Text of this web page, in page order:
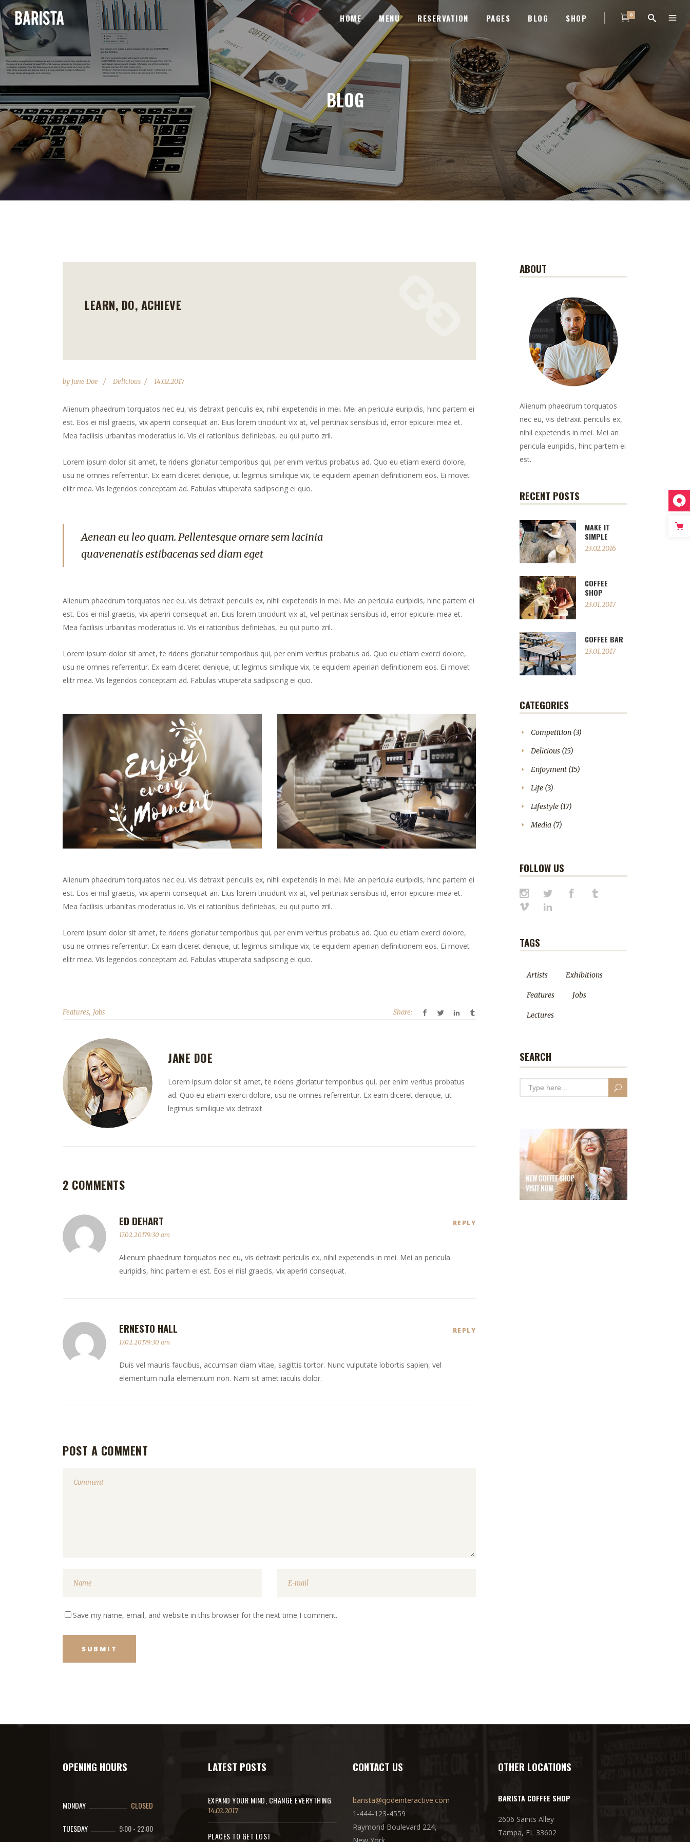
HOME MENU RESERVATION PAGES BLOG SHOP 0
BLOG
LEARN, DO, ACHIEVE
by Jane Doe Delicious 14.02.2017
Alienum phaedrum torquatos nec eu, vis detraxit periculis ex, nihil expetendis in mei. Mei an pericula euripidis, hinc partem ei
est. Eos ei nisl graecis, vix aperiri consequat an. Eius lorem tincidunt vix at, vel pertinax sensibus id, error epicurei mea et.
Mea facilisis urbanitas moderatius id. Vis ei rationibus definiebas, eu qui purto zril.
Lorem ipsum dolor sit amet, te ridens gloriatur temporibus qui, per enim veritus probatus ad. Quo eu etiam exerci dolore,
usu ne omnes referrentur. Ex eam diceret denique, ut legimus similique vix, te equidem apeirian definitionem eos. Ei movet
elitr mea. Vis legendos conceptam ad. Fabulas vituperata sadipscing ei quo.
Aenean eu leo quam. Pellentesque ornare sem lacinia
quavenenatis estibacenas sed diam eget
Alienum phaedrum torquatos nec eu, vis detraxit periculis ex, nihil expetendis in mei. Mei an pericula euripidis, hinc partem ei
est. Eos ei nisl graecis, vix aperiri consequat an. Eius lorem tincidunt vix at, vel pertinax sensibus id, error epicurei mea et.
Mea facilisis urbanitas moderatius id. Vis ei rationibus definiebas, eu qui purto zril.
Lorem ipsum dolor sit amet, te ridens gloriatur temporibus qui, per enim veritus probatus ad. Quo eu etiam exerci dolore,
usu ne omnes referrentur. Ex eam diceret denique, ut legimus similique vix, te equidem apeirian definitionem eos. Ei movet
elitr mea. Vis legendos conceptam ad. Fabulas vituperata sadipscing ei quo.
Alienum phaedrum torquatos nec eu, vis detraxit periculis ex, nihil expetendis in mei. Mei an pericula euripidis, hinc partem ei
est. Eos ei nisl graecis, vix aperiri consequat an. Eius lorem tincidunt vix at, vel pertinax sensibus id, error epicurei mea et.
Mea facilisis urbanitas moderatius id. Vis ei rationibus definiebas, eu qui purto zril.
Lorem ipsum dolor sit amet, te ridens gloriatur temporibus qui, per enim veritus probatus ad. Quo eu etiam exerci dolore,
usu ne omnes referrentur. Ex eam diceret denique, ut legimus similique vix, te equidem apeirian definitionem eos. Ei movet
elitr mea. Vis legendos conceptam ad. Fabulas vituperata sadipscing ei quo.
Features, Jobs Share:
JANE DOE
Lorem ipsum dolor sit amet, te ridens gloriatur temporibus qui, per enim veritus probatus
ad. Quo eu etiam exerci dolore, usu ne omnes referrentur. Ex eam diceret denique, ut
legimus similique vix detraxit
2 COMMENTS
ED DEHART REPLY
17.02.20179:30 am
Alienum phaedrum torquatos nec eu, vis detraxit periculis ex, nihil expetendis in mei. Mei an pericula
euripidis, hinc partem ei est. Eos ei nisl graecis, vix aperiri consequat.
ERNESTO HALL REPLY
17.02.20179:30 am
Duis vel mauris faucibus, accumsan diam vitae, sagittis tortor. Nunc vulputate lobortis sapien, vel
elementum nulla elementum non. Nam sit amet iaculis dolor.
POST A COMMENT
Save my name, email, and website in this browser for the next time I comment.
ABOUT
Alienum phaedrum torquatos
nec eu, vis detraxit periculis ex,
nihil expetendis in mei. Mei an
pericula euripidis, hinc partem ei
est.
RECENT POSTS
MAKE IT
SIMPLE
23.02.2016
COFFEE
SHOP
23.01.2017
COFFEE BAR
23.01.2017
CATEGORIES
Competition (3)
Delicious (15)
Enjoyment (15)
Life (3)
Lifestyle (17)
Media (7)
FOLLOW US
TAGS
Artists Exhibitions
Features Jobs
Lectures
SEARCH
OPENING HOURS
MONDAY CLOSED
TUESDAY 9:00- 22:00
LATEST POSTS
EXPAND YOUR MIND, CHANGE EVERYTHING
14.02.2017
PLACES TO GET LOST
CONTACT US
barista@qodeinteractive.com
1-444-123-4559
Raymond Boulevard 224,
OTHER LOCATIONS
BARISTA COFFEE SHOP
2606 Saints Alley
Tampa, FL 33602